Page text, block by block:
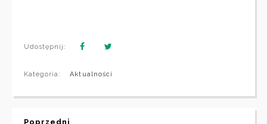
Udostępnij:
Kategoria: Aktualności
Poprzedni